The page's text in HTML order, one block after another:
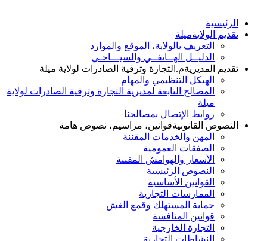
الرئيسية
تقديم الولايةميلة
التعريف بالولاية، الموقع والموارد
الدليــل الهــاتفــي والسيـــاحـي
تقديم المديريةم.التجارة وترقية الصادرات لولاية ميلة
الهيكل التنظيمي والمهام
المصالح التابعة لمديرية التجارة وترقية الصادرات لولاية
ميلة
روابط الإتصال بمصالحنا
النصوص القانونيةقوانين، مراسيم، نصوص هامة
المهن والخدمات المقننة
الصفقات العمومية
الأسعار والهوامش المقننة
النصوص الرئيسية
القوانين الأساسية
الممارسات التجارية
حماية المستهلك وقمع الغش
قوانين المنافسة
التجارة الخارجية